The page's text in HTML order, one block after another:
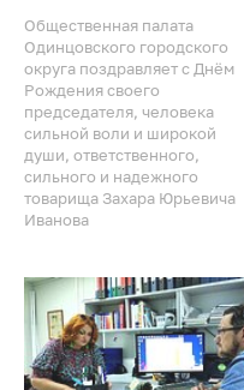
Общественная палата
Одинцовского городского
округа поздравляет с Днём
Рождения своего
председателя, человека
сильной воли и широкой
души, ответственного,
сильного и надежного
товарища Захара Юрьевича
Иванова